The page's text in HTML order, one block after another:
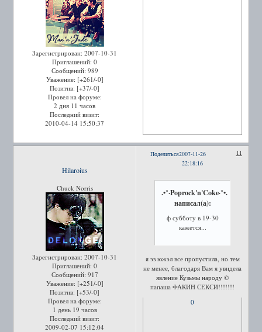
Зарегистрирован: 2007-10-31
Приглашений: 0
Сообщений: 989
Уважение: [+261/-0]
Позитив: [+37/-0]
Провел на форуме:
2 дня 11 часов
Последний визит:
2010-04-14 15:50:37
Поделиться 11
2007-11-26
22:18:16
Hilaroius
Chuck Norris
Зарегистрирован: 2007-10-31
Приглашений: 0
Сообщений: 917
Уважение: [+251/-0]
Позитив: [+53/-0]
Провел на форуме:
1 день 19 часов
Последний визит:
2009-02-07 15:12:04
.•°·Poprock'n'Coke·°•.
написал(а):
ф субботу в 19-30
кажется...
я эз южэл все пропустила, но тем
не менее, благодаря Вам я увидела
явление Кузьмы народу ©
папаша ФАКИН СЕКСИ!!!!!!!
0